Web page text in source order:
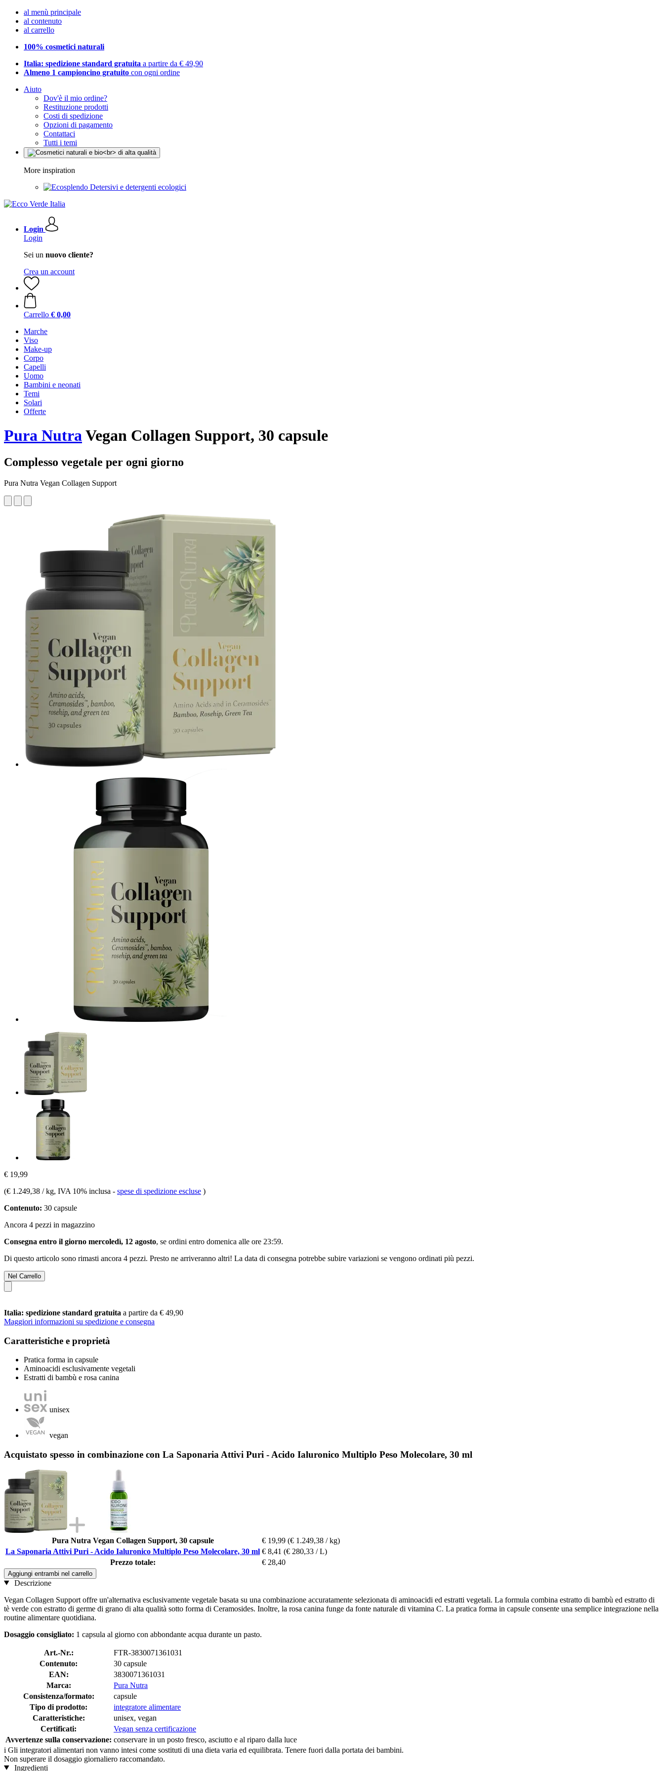
al menù principale
al contenuto
al carrello
100% cosmetici naturali
Italia: spedizione standard gratuita a partire da € 49,90
Almeno 1 campioncino gratuito con ogni ordine
Aiuto
Dov'è il mio ordine?
Restituzione prodotti
Costi di spedizione
Opzioni di pagamento
Contattaci
Tutti i temi
More inspiration
Detersivi e detergenti ecologici
Login
Login
Sei un nuovo cliente?
Crea un account
Carrello € 0,00
Marche
Viso
Make-up
Corpo
Capelli
Uomo
Bambini e neonati
Temi
Solari
Offerte
Pura NutraVegan Collagen Support, 30 capsule
Complesso vegetale per ogni giorno
Pura Nutra Vegan Collagen Support
€ 19,99
(€ 1.249,38 / kg, IVA 10% inclusa - spese di spedizione escluse )
Contenuto: 30 capsule
Ancora 4 pezzi in magazzino
Consegna entro il giorno mercoledì, 12 agosto, se ordini entro domenica alle ore 23:59.
Di questo articolo sono rimasti ancora 4 pezzi. Presto ne arriveranno altri! La data di consegna potrebbe subire variazioni se vengono ordinati più pezzi.
Nel Carrello
Italia: spedizione standard gratuita a partire da € 49,90
Maggiori informazioni su spedizione e consegna
Caratteristiche e proprietà
Pratica forma in capsule
Aminoacidi esclusivamente vegetali
Estratti di bambù e rosa canina
unisex
vegan
Acquistato spesso in combinazione con La Saponaria Attivi Puri - Acido Ialuronico Multiplo Peso Molecolare, 30 ml
Pura Nutra Vegan Collagen Support, 30 capsule € 19,99 (€ 1.249,38 / kg)
La Saponaria Attivi Puri - Acido Ialuronico Multiplo Peso Molecolare, 30 ml € 8,41 (€ 280,33 / L)
Prezzo totale:
€ 28,40
Aggiungi entrambi nel carrello
Descrizione
Vegan Collagen Support offre un'alternativa esclusivamente vegetale basata su una combinazione accuratamente selezionata di aminoacidi ed estratti vegetali. La formula combina estratto di bambù ed estratto di
tè verde con estratto di germe di grano di alta qualità sotto forma di Ceramosides. Inoltre, la rosa canina funge da fonte naturale di vitamina C. La pratica forma in capsule consente una semplice integrazione nella
routine alimentare quotidiana.
Dosaggio consigliato: 1 capsula al giorno con abbondante acqua durante un pasto.
Art.-Nr.:
FTR-3830071361031
Contenuto:
30 capsule
EAN:
3830071361031
Marca:
Pura Nutra
Consistenza/formato:
capsule
Tipo di prodotto:
integratore alimentare
Caratteristiche:
unisex, vegan
Certificati:
Vegan senza certificazione
Avvertenze sulla conservazione: conservare in un posto fresco, asciutto e al riparo dalla luce
i Gli integratori alimentari non vanno intesi come sostituti di una dieta varia ed equilibrata. Tenere fuori dalla portata dei bambini.
Non superare il dosaggio giornaliero raccomandato.
Ingredienti